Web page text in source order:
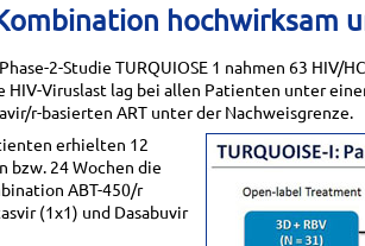
hochwirksam
2-Studie TURQUIOSE 1 nahmen 63 HIV/
HIV-Viruslast lag bei allen Patienten unter
r-basierten ART unter der Nachweisgrenze.
erhielten 12
bzw. 24 Wochen die
ABT-450/r
(1x1) und Dasabuvir